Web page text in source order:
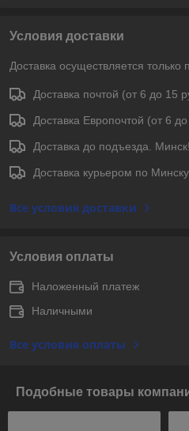
Условия доставки
Доставка осуществляется только
Доставка почтой (от 6 до 15
Доставка Европочтой (от 6
Доставка до подъезда. Минск!
Доставка курьером по Минску
Все условия доставки
Условия оплаты
Наложенный платеж
Наличными
Все условия оплаты
Подобные товары